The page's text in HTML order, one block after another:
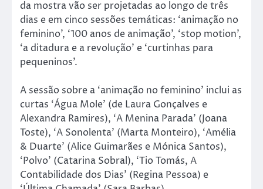
da mostra vão ser projetadas ao longo de três
dias e em cinco sessões temáticas: ‘animação no
feminino’, ‘100 anos de animação’, ‘stop motion’,
‘a ditadura e a revolução’ e ‘curtinhas para
pequeninos’.
A sessão sobre a ‘animação no feminino’ inclui as
curtas ‘Água Mole’ (de Laura Gonçalves e
Alexandra Ramires), ‘A Menina Parada’ (Joana
Toste), ‘A Sonolenta’ (Marta Monteiro), ‘Amélia
& Duarte’ (Alice Guimarães e Mónica Santos),
‘Polvo’ (Catarina Sobral), ‘Tio Tomás, A
Contabilidade dos Dias’ (Regina Pessoa) e